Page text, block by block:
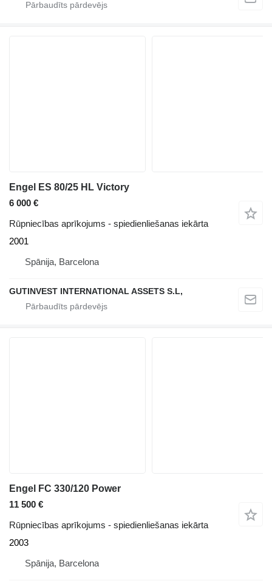
Engel ES 80/25 HL Victory
6 000 €
Rūpniecības aprīkojums - spiedienliešanas iekārta
2001
Spānija, Barcelona
GUTINVEST INTERNATIONAL ASSETS S.L,
Engel FC 330/120 Power
11 500 €
Rūpniecības aprīkojums - spiedienliešanas iekārta
2003
Spānija, Barcelona